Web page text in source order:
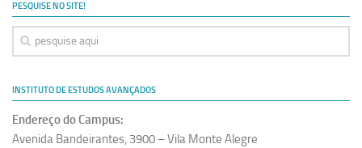
PESQUISE NO SITE!
INSTITUTO DE ESTUDOS AVANÇADOS
Endereço do Campus:
Avenida Bandeirantes, 3900 – Vila Monte Alegre